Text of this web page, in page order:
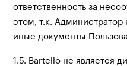
ответственность за
этом, т.к. Администратор
иные документы
1.5. Bartello не является